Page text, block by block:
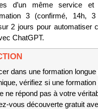
d’un même service
3 (confirmé, 14h,
2 jours pour automatiser
ChatGPT.
dans une formation longue
vérifiez si une formation
ne répond pas à votre
vous découverte gratuit